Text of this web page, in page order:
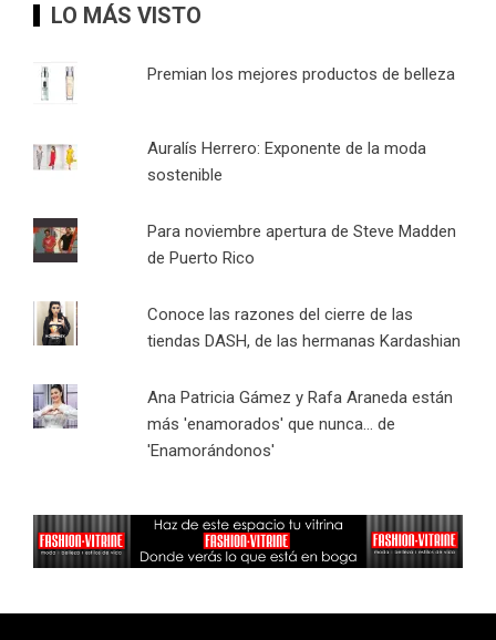
LO MÁS VISTO
Premian los mejores productos de belleza
Auralís Herrero: Exponente de la moda
sostenible
Para noviembre apertura de Steve Madden
de Puerto Rico
Conoce las razones del cierre de las
tiendas DASH, de las hermanas Kardashian
Ana Patricia Gámez y Rafa Araneda están
más 'enamorados' que nunca... de
'Enamorándonos'